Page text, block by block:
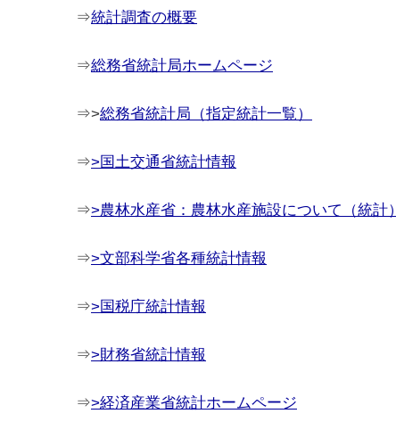
⇒統計調査の概要
⇒総務省統計局ホームページ
⇒>総務省統計局（指定統計一覧）
⇒>国土交通省統計情報
⇒>農林水産省：農林水産施設について（統計）
⇒>文部科学省各種統計情報
⇒>国税庁統計情報
⇒>財務省統計情報
⇒>経済産業省統計ホームページ